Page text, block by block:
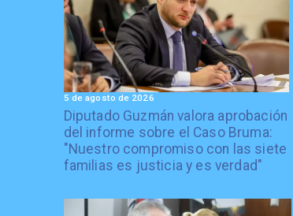
Diputado Guzmán valora aprobación
del informe sobre el Caso Bruma:
"Nuestro compromiso con las siete
familias es justicia y es verdad"
5 de agosto de 2026